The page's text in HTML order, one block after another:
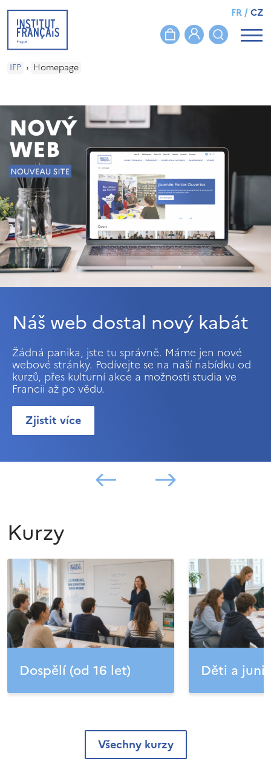
FR/CZ
IFP › Homepage
Náš web dostal nový kabát
Žádná panika, jste tu správně. Máme jen nové
webové stránky. Podívejte se na naší nabídku od
kurzů, přes kulturní akce a možnosti studia ve
Francii až po vědu.
Zjistit více
Kurzy
Dospělí (od 16 let) Děti a
Všechny kurzy